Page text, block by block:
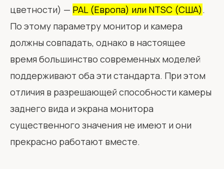
цветности) — PAL (Европа) или NTSC (США).
По этому параметру монитор и камера
должны совпадать, однако в настоящее
время большинство современных моделей
поддерживают оба эти стандарта. При этом
отличия в разрешающей способности камеры
заднего вида и экрана монитора
существенного значения не имеют и они
прекрасно работают вместе.